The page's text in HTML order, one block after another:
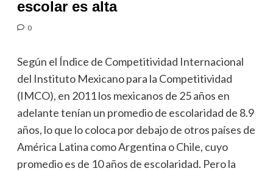
escolar es alta
0
Según el Índice de Competitividad Internacional
del Instituto Mexicano para la Competitividad
(IMCO), en 2011 los mexicanos de 25 años en
adelante tenían un promedio de escolaridad de 8.9
años, lo que lo coloca por debajo de otros países de
América Latina como Argentina o Chile, cuyo
promedio es de 10 años de escolaridad. Pero la